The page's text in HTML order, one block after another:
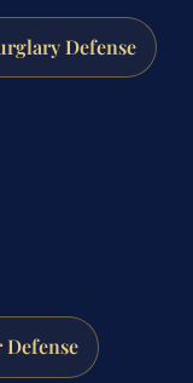
Defense